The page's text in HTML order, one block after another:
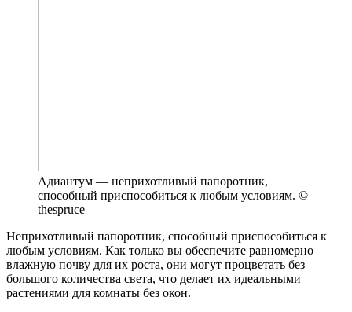
Адиантум — неприхотливый папоротник,
способный приспособиться к любым условиям. ©
thespruce
Неприхотливый папоротник, способный приспособиться к
любым условиям. Как только вы обеспечите равномерно
влажную почву для их роста, они могут процветать без
большого количества света, что делает их идеальными
растениями для комнаты без окон.